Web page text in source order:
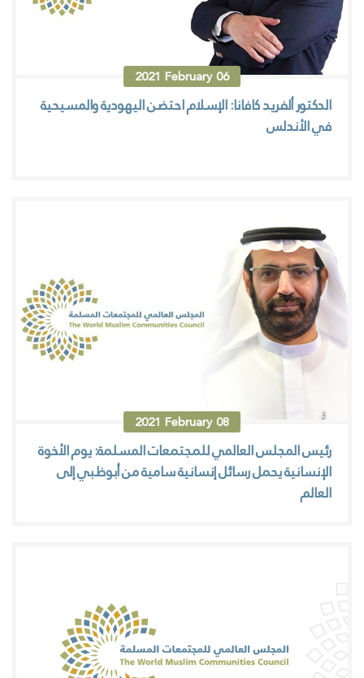
06
February
2021
الدكتور ألفريد كافانا: الإسلام احتضن اليهودية والمسيحية
في الأندلس
08
February
2021
رئيس المجلس العالمي للمجتمعات المسلمة: يوم الأخوة
الإنسانية يحمل رسائل إنسانية سامية من أبوظبي إلى
العالم